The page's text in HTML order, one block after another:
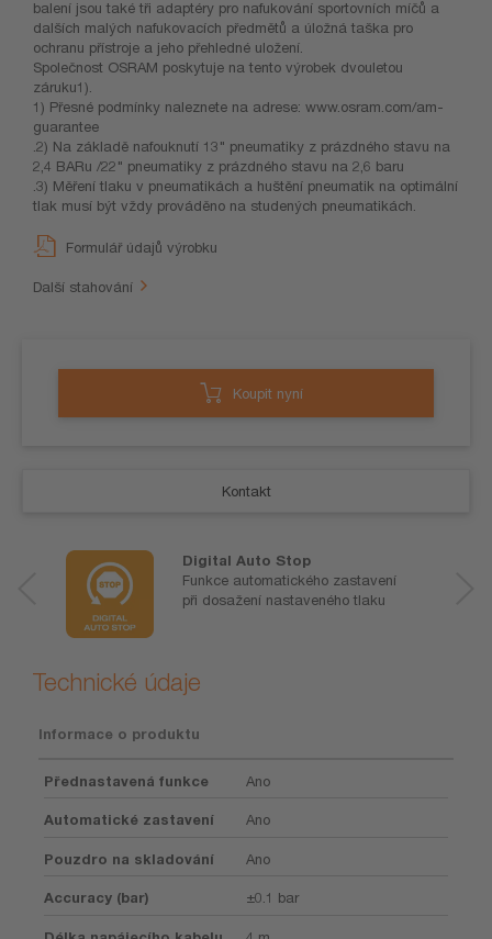
balení jsou také tři adaptéry pro nafukování sportovních míčů a
dalších malých nafukovacích předmětů a úložná taška pro
ochranu přístroje a jeho přehledné uložení.
Společnost OSRAM poskytuje na tento výrobek dvouletou
záruku1).
1) Přesné podmínky naleznete na adrese: www.osram.com/am-
guarantee
.2) Na základě nafouknutí 13" pneumatiky z prázdného stavu na
2,4 BARu /22" pneumatiky z prázdného stavu na 2,6 baru
.3) Měření tlaku v pneumatikách a huštění pneumatik na optimální
tlak musí být vždy prováděno na studených pneumatikách.
Formulář údajů výrobku
Další stahování
Koupit nyní
Kontakt
Digital Auto Stop
Funkce automatického zastavení
při dosažení nastaveného tlaku
Technické údaje
Informace o produktu
Přednastavená funkce Ano
Automatické zastavení Ano
Pouzdro na skladování Ano
Accuracy (bar) ±0.1 bar